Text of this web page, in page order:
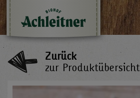
Zurück
zur Produktübersicht